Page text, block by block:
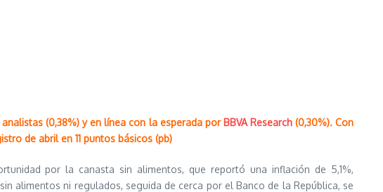
(0,38%) y en línea con la esperada por BBVA Research(0,30%). Con
de abril en 11 puntos básicos (pb)
por la canasta sin alimentos, que reportó una inflación de 5,1%,
alimentos ni regulados, seguida de cerca por el Banco de la República, se